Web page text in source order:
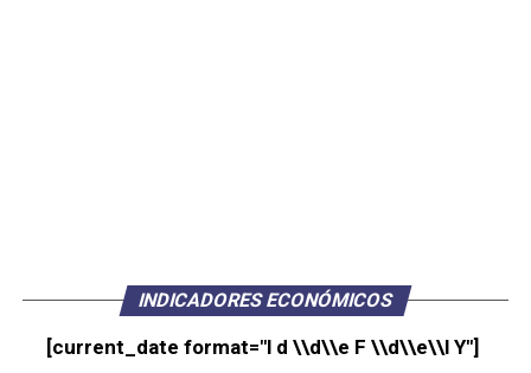
INDICADORES ECONÓMICOS
[current_date format="l d \\d\\e F \\d\\e\\l Y"]